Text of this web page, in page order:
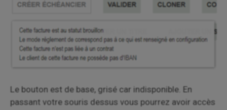
Le bouton est de base, grisé car indisponible. En
passant votre souris dessus vous pourrez avoir accès